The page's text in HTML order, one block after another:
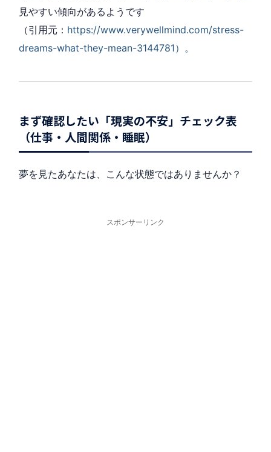
見やすい傾向があるようです
（引用元： https://www.verywellmind.com/stress-
dreams-what-they-mean-3144781）。
まず確認したい「現実の不安」チェック表
（仕事・人間関係・睡眠）
夢を見たあなたは、こんな状態ではありませんか？
スポンサーリンク